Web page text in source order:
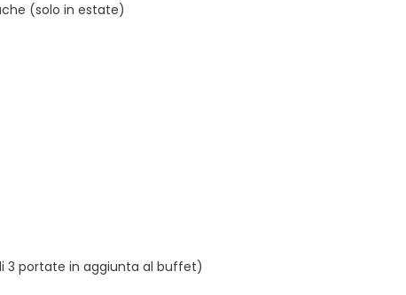
3 portate in aggiunta al buffet)
(solo in estate)